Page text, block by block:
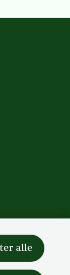
alle